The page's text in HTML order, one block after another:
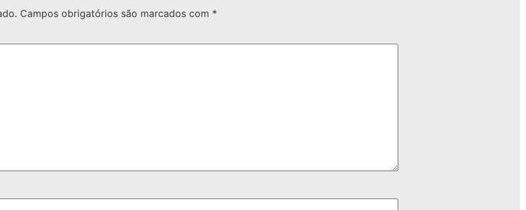
Campos obrigatórios são marcados com *